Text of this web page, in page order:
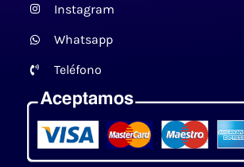
Instagram
Whatsapp
Teléfono